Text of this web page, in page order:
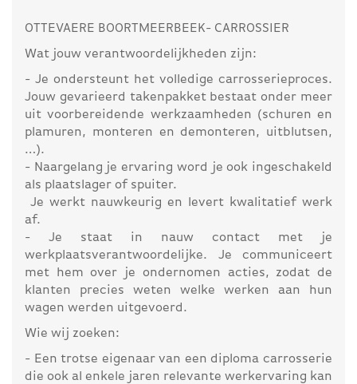
OTTEVAERE BOORTMEERBEEK- CARROSSIER
Wat jouw verantwoordelijkheden zijn:
- Je ondersteunt het volledige carrosserieproces.
Jouw gevarieerd takenpakket bestaat onder meer
uit voorbereidende werkzaamheden (schuren en
plamuren, monteren en demonteren, uitblutsen,
…).
- Naargelang je ervaring word je ook ingeschakeld
als plaatslager of spuiter.
Je werkt nauwkeurig en levert kwalitatief werk
af.
- Je staat in nauw contact met je
werkplaatsverantwoordelijke. Je communiceert
met hem over je ondernomen acties, zodat de
klanten precies weten welke werken aan hun
wagen werden uitgevoerd.
Wie wij zoeken:
- Een trotse eigenaar van een diploma carrosserie
die ook al enkele jaren relevante werkervaring kan